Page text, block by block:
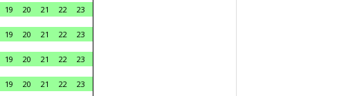
19 20 21 22 23
19 20 21 22 23
19 20 21 22 23
19 20 21 22 23